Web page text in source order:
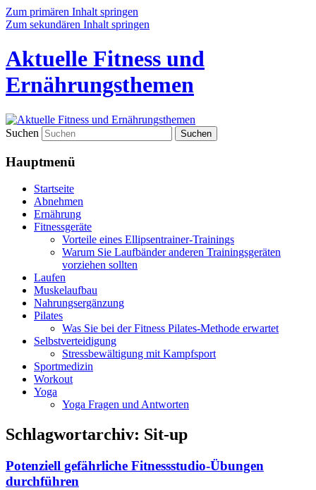
Zum primären Inhalt springen
Zum sekundären Inhalt springen
Aktuelle Fitness und
Ernährungsthemen
Suchen
Hauptmenü
Startseite
Abnehmen
Ernährung
Fitnessgeräte
Vorteile eines Ellipsentrainer-Trainings
Warum Sie Laufbänder anderen Trainingsgeräten
vorziehen sollten
Laufen
Muskelaufbau
Nahrungsergänzung
Pilates
Was Sie bei der Fitness Pilates-Methode erwartet
Selbstverteidigung
Stressbewältigung mit Kampfsport
Sportmedizin
Workout
Yoga
Yoga Fragen und Antworten
Schlagwortarchiv: Sit-up
Potenziell gefährliche Fitnessstudio-Übungen
durchführen